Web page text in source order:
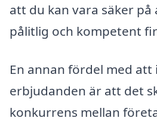
att du kan vara säker på
pålitlig och kompetent
En annan fördel med
erbjudanden är att det
konkurrens mellan